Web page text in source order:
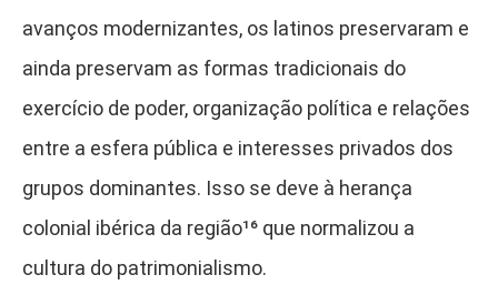
avanços modernizantes, os latinos preservaram e
ainda preservam as formas tradicionais do
exercício de poder, organização política e relações
entre a esfera pública e interesses privados dos
grupos dominantes. Isso se deve à herança
colonial ibérica da região¹⁶ que normalizou a
cultura do patrimonialismo.